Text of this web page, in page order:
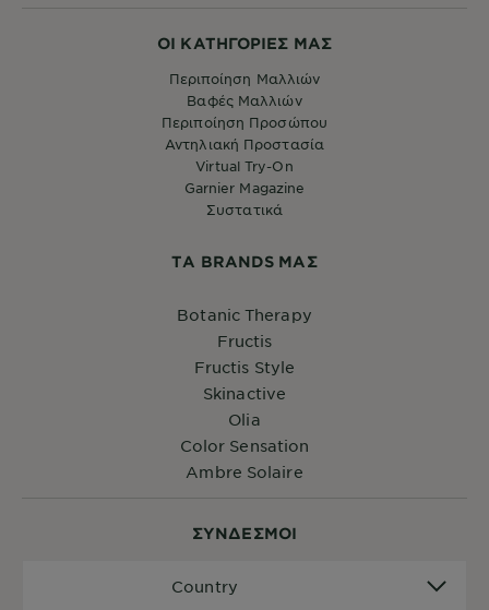
ΣYΝΔΕΣΜΟΙ
Country
ΟΙ ΚΑΤΗΓΟΡΙΕΣ ΜΑΣ
Περιποίηση Μαλλιών
Βαφές Μαλλιών
Περιποίηση Προσώπου
Αντηλιακή Προστασία
Virtual Try-On
Garnier Magazine
Συστατικά
ΤA BRANDS ΜΑΣ
Botanic Therapy
Fructis
Fructis Style
Skinactive
Olia
Color Sensation
Ambre Solaire